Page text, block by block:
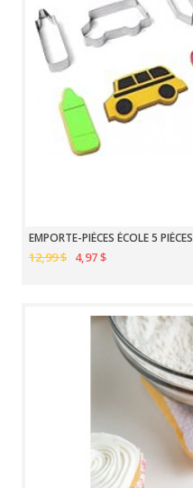
EMPORTE-PIÈCES ÉCOLE 5 PIÈCES
12,99 $ 4,97 $